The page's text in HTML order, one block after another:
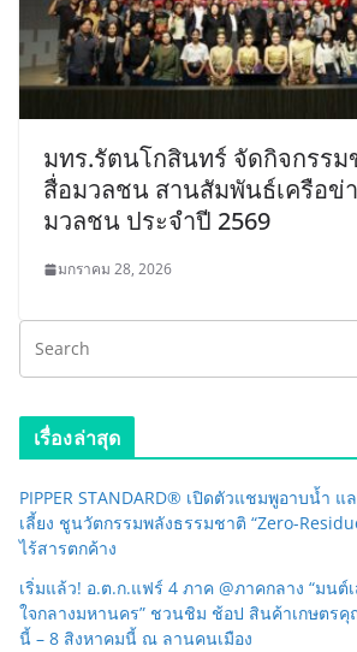
มทร.รัตนโกสินทร์ จัดกิจกรร
สื่อมวลชน สานสัมพันธ์เครือข่
มวลชน ประจำปี 2569
มกราคม 28, 2026
เรื่องล่าสุด
PIPPER STANDARD® เปิดตัวแชมพูอาบน้ำ
เลี้ยง ชูนวัตกรรมพลังธรรมชาติ “Zero-
ไร้สารตกค้าง
เริ่มแล้ว! อ.ต.ก.แฟร์ 4 ภาค @ภาคกลาง “มนต์
ใจกลางมหานคร” ชวนชิม ช้อป สินค้าเกษตร
นี้ – 8 สิงหาคมนี้ ณ ลานคนเมือง